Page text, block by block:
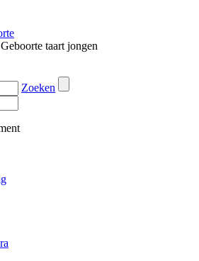
Geboorte taart jongen
Zoeken